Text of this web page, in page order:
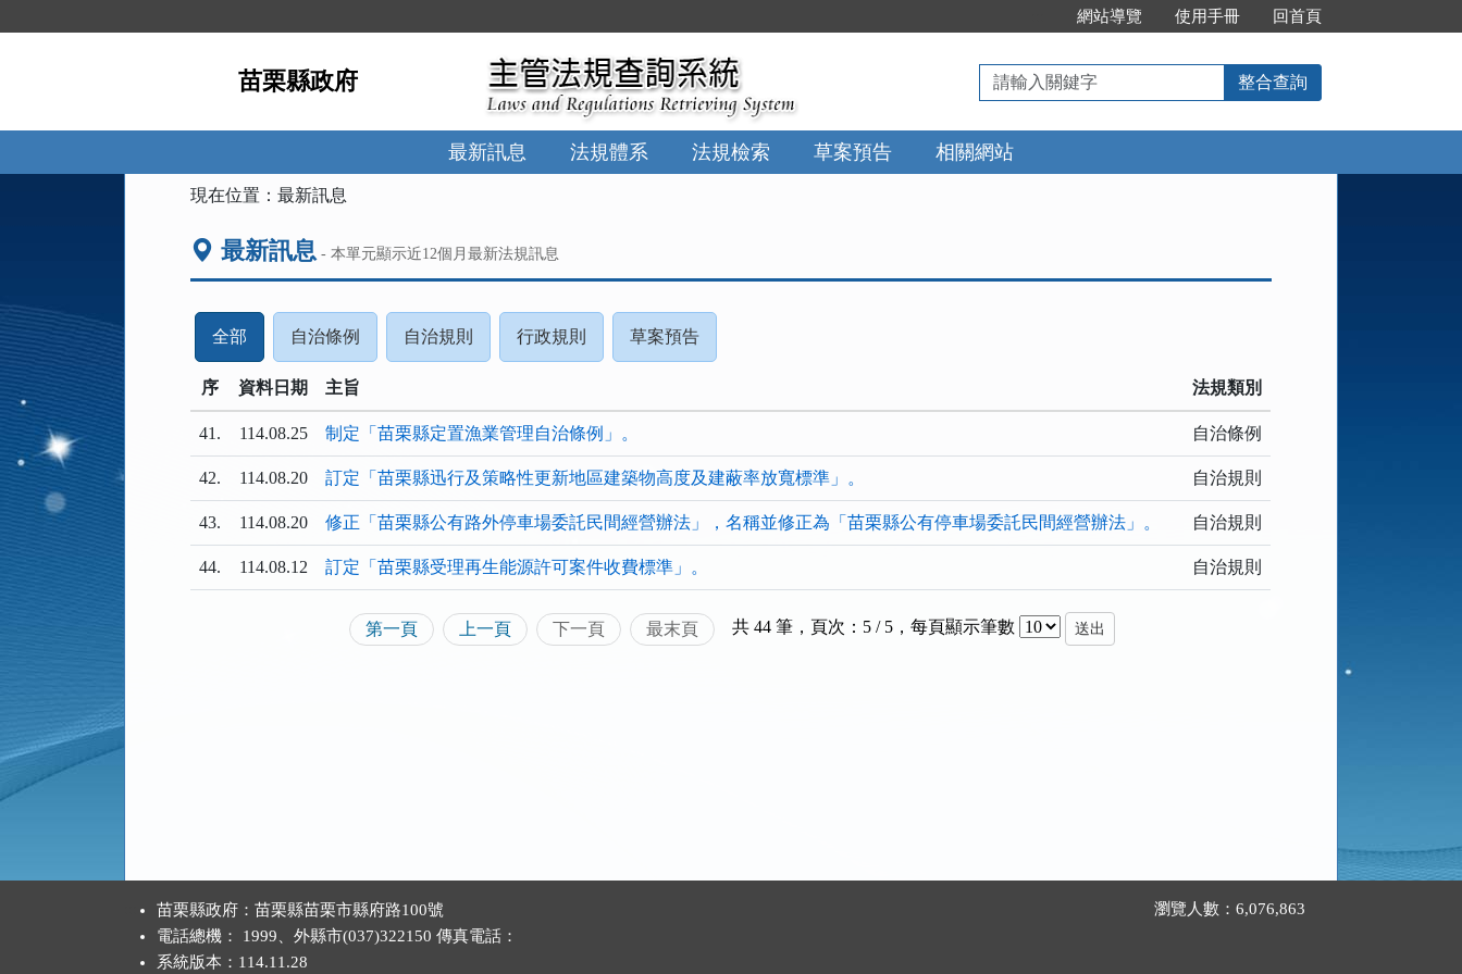
到
網站導覽 使用手冊 回首頁
苗栗縣政府
請
輸
入
關
鍵
整合查詢
最新訊息 法規體系 法規檢索 草案預告 相關網站
現在位置：最新訊息
最新訊息 - 本單元顯示近12個月最新法規訊息
全部
按
下
ENTER
查
單)
自治條例
按
ENTER
查
看
單)
自治規則
按
ENTER
查
看
清
單)
行政規則
按
ENTER
查
看
單)
草案預告(請
按
ENTER
看
清
序 資料日期 主旨 法規類別
41. 114.08.25 制定「苗栗縣定置漁業管理自治條例」。 自治條例
42. 114.08.20 訂定「苗栗縣迅行及策略性更新地區建築物高度及建蔽率放寬標準」。 自治規則
43. 114.08.20 修正「苗栗縣公有路外停車場委託民間經營辦法」，名稱並修正為「苗栗縣公有停車場委託民間經營辦法」。 自治規則
44. 114.08.12 訂定「苗栗縣受理再生能源許可案件收費標準」。 自治規則
第一頁 上一頁 下一頁 最末頁 共 44 筆，頁次：5 / 5， 每頁顯示筆數 送出
苗栗縣政府：苗栗縣苗栗市縣府路100號
電話總機： 1999、外縣市(037)322150 傳真電話：
系統版本： 114.11.28
瀏覽人數：6,076,863